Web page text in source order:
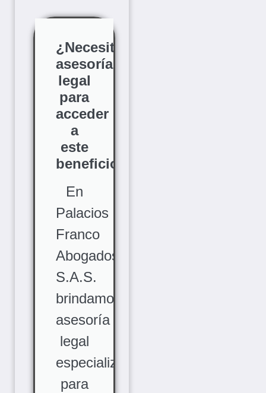
¿Necesitas
asesoría
legal
para
acceder
a
este
beneficio?
En
Palacios
Franco
Abogados
S.A.S.
brindamos
asesoría
legal
especializada
para